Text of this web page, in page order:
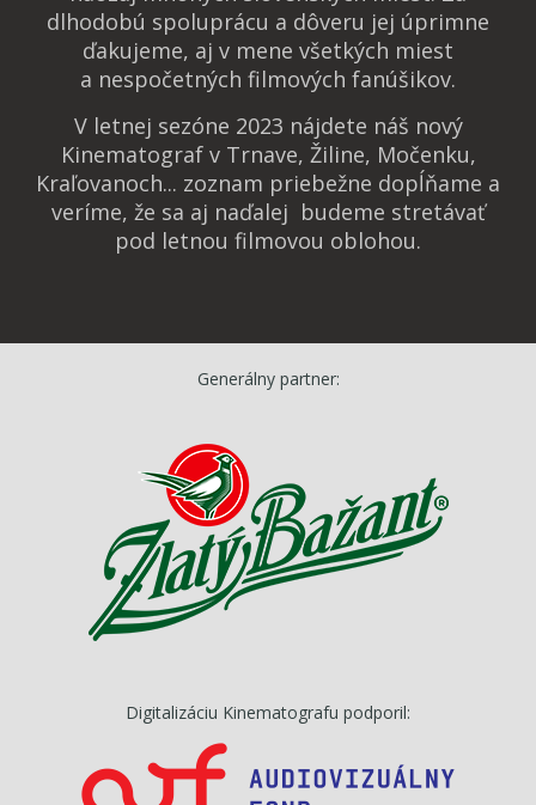
dlhodobú spoluprácu a dôveru jej úprimne
ďakujeme, aj v mene všetkých miest
a nespočetných filmových fanúšikov.
V letnej sezóne 2023 nájdete náš nový
Kinematograf v Trnave, Žiline, Močenku,
Kraľovanoch... zoznam priebežne dopĺňame a
veríme, že sa aj naďalej budeme stretávať
pod letnou filmovou oblohou.
Generálny partner:
Digitalizáciu Kinematografu podporil: